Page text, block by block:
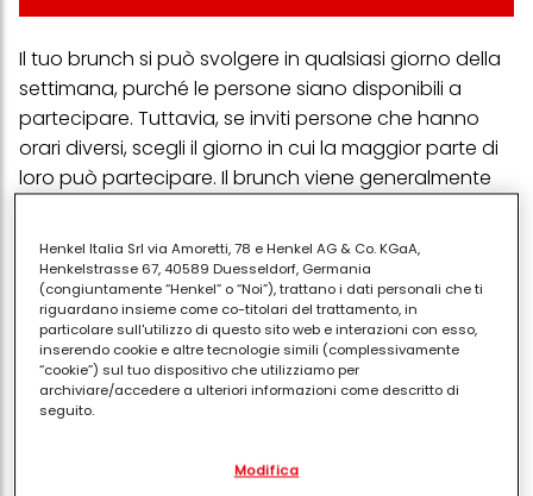
Il tuo brunch si può svolgere in qualsiasi giorno della
settimana, purché le persone siano disponibili a
partecipare. Tuttavia, se inviti persone che hanno
orari diversi, scegli il giorno in cui la maggior parte di
loro può partecipare. Il brunch viene generalmente
generalmente intorno alle 10 e le 11. Tuttavia, puoi
scegliere di iniziare presto in modo che gli ospiti
possano chiacchierare un po' prima di iniziare a
mangiare.
Non ci sono regole fisse su cosa dovrebbe essere il
menu del brunch. Tuttavia, alcune cose renderanno
la festa più divertente per tutti, incluso te:
Henkel Italia Srl via Amoretti, 78 e Henkel AG & Co. KGaA,
Henkelstrasse 67, 40589 Duesseldorf, Germania
(congiuntamente “Henkel” o “Noi”), trattano i dati personali che ti
riguardano insieme come co-titolari del trattamento, in
particolare sull'utilizzo di questo sito web e interazioni con esso,
inserendo cookie e altre tecnologie simili (complessivamente
“cookie”) sul tuo dispositivo che utilizziamo per
archiviare/accedere a ulteriori informazioni come descritto di
seguito.
separati o co-titolari come indicato nella nostra Informativa sulla
Modifica